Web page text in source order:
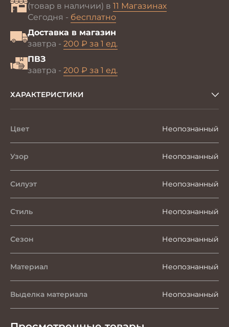
(товар в наличии) в 11 Магазинах
Сегодня - бесплатно
Доставка в магазин
завтра - 200 ₽ за 1 ед.
ПВЗ
завтра - 200 ₽ за 1 ед.
ХАРАКТЕРИСТИКИ
Цвет Неопознанный
Узор Неопознанный
Силуэт Неопознанный
Стиль Неопознанный
Сезон Неопознанный
Материал Неопознанный
Выделка материала Неопознанный